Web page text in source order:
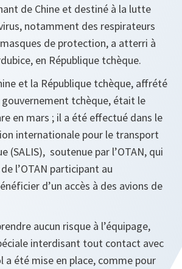
de Chine et destiné à la lutte
notamment des respirateurs
de protection, a atterri à
en République tchèque.
et la République tchèque, affrété
tchèque, était le
en mars ; il a été effectué dans le
internationale pour le transport
(SALIS), soutenue par l’OTAN, qui
l’OTAN participant au
d’un accès à des avions de
aucun risque à l’équipage,
interdisant tout contact avec
a été mise en place, comme pour